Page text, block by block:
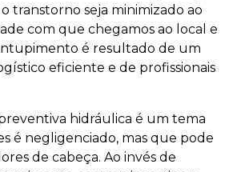
transtorno seja minimizado ao
com que chegamos ao local e
é resultado de um
eficiente e de profissionais
hidráulica é um tema
é negligenciado, mas que pode
de cabeça. Ao invés de